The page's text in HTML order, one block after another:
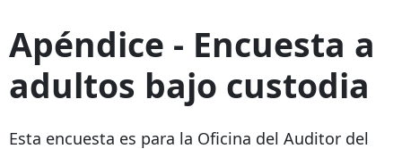
Apéndice - Encuesta a
adultos bajo custodia
Esta encuesta es para la Oficina del Auditor del